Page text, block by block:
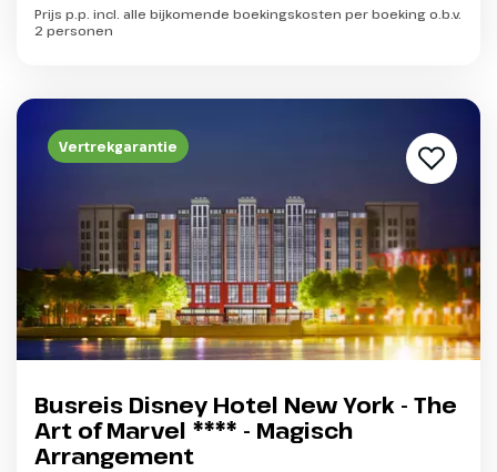
Prijs p.p. incl. alle bijkomende boekingskosten per boeking o.b.v.
2 personen
Vertrekgarantie
Busreis Disney Hotel New York - The
Art of Marvel **** - Magisch
Arrangement